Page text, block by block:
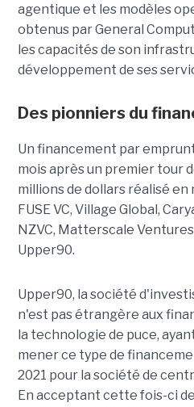
agentique et les modèles
obtenus par General
les capacités de son
développement de ses
Des pionniers du
Un financement par
mois après un premier tour
millions de dollars réalisé en
FUSE VC, Village Global,
NZVC, Matterscale
Upper90.
Upper90, la société
n'est pas étrangère aux
la technologie de puce,
mener ce type de
2021 pour la société de
En acceptant cette fois-ci